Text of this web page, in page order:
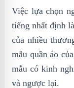
Việc lựa chọn
tiếng nhất định
của nhiều
mẫu quần áo
mẫu có kinh
và ngược lại.